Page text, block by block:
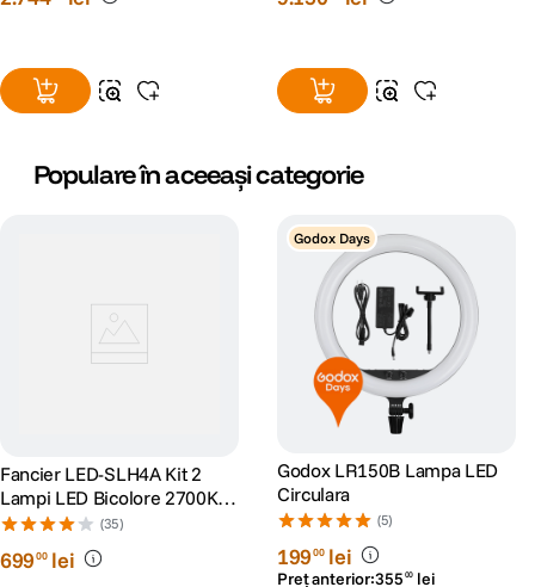
Populare în aceeași categorie
Fancier LED-SLH4A Kit 2
Lampi LED Bicolore 2700K-
5500K + 2 Softboxuri + 2
Stative
(35)
69900 lei
Godox Days
Godox LR150B Lampa LED
Circulara
(5)
19900 lei
Preț anterior:355 00 lei